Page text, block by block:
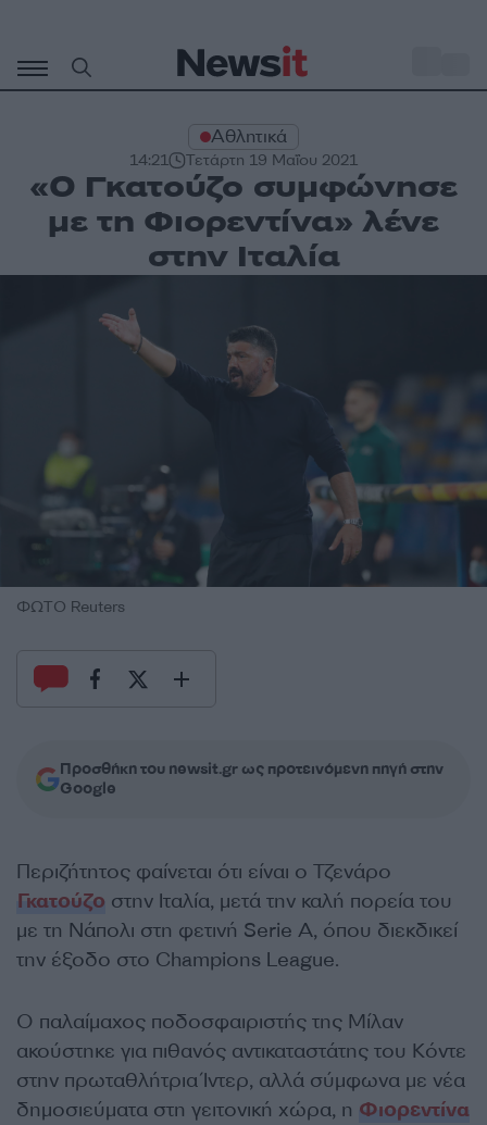
περιεχόμενο
Αθλητικά
14:21 Τετάρτη 19 Μαΐου 2021
«Ο Γκατούζο συμφώνησε
με τη Φιορεντίνα» λένε
στην Ιταλία
ΦΩΤΟ Reuters
Προσθήκη του newsit.gr ως προτεινόμενη πηγή στην
Google
Περιζήτητος φαίνεται ότι είναι ο Τζενάρο
Γκατούζο στην Ιταλία, μετά την καλή πορεία του
με τη Νάπολι στη φετινή Serie A, όπου διεκδικεί
την έξοδο στο Champions League.
Ο παλαίμαχος ποδοσφαιριστής της Μίλαν
ακούστηκε για πιθανός αντικαταστάτης του Κόντε
στην πρωταθλήτρια Ίντερ, αλλά σύμφωνα με νέα
δημοσιεύματα στη γειτονική χώρα, η Φιορεντίνα